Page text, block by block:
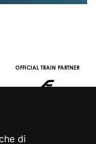
di
OFFICIAL TRAIN PARTNER